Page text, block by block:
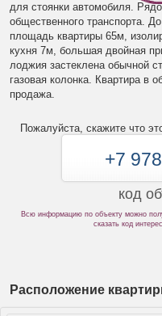
для стоянки автомобиля.
общественного транспорта.
площадь квартиры 65м,
кухня 7м, большая двойная
лоджия застеклена обычной
газовая колонка. Квартира в
продажа.
Пожалуйста, скажите что
+7
код
Всю информацию по объекту можно
сказать код
Расположение